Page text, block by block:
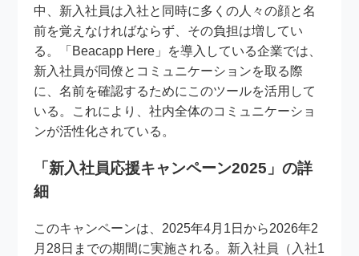
中、新入社員は入社と同時に多くの人々の顔と名
前を覚えなければならず、その負担は増してい
る。「Beacapp Here」を導入している企業では、
新入社員が同僚とコミュニケーションを取る際
に、名前を確認するためにこのツールを活用して
いる。これにより、社内全体のコミュニケーショ
ンが活性化されている。
「新入社員応援キャンペーン2025」の詳
細
このキャンペーンは、2025年4月1日から2026年2
月28日までの期間に実施される。新入社員（入社1